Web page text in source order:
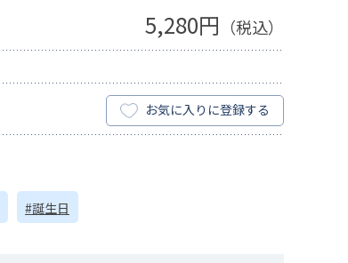
5,280円 （税込）
お気に入りに登録する
#誕生日